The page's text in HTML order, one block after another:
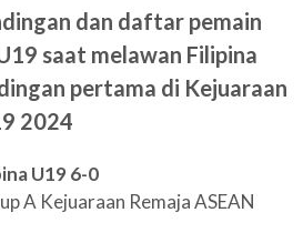
dan daftar pemain
saat melawan Filipina
pertama di Kejuaraan
2024
U19 6-0
A Kejuaraan Remaja ASEAN